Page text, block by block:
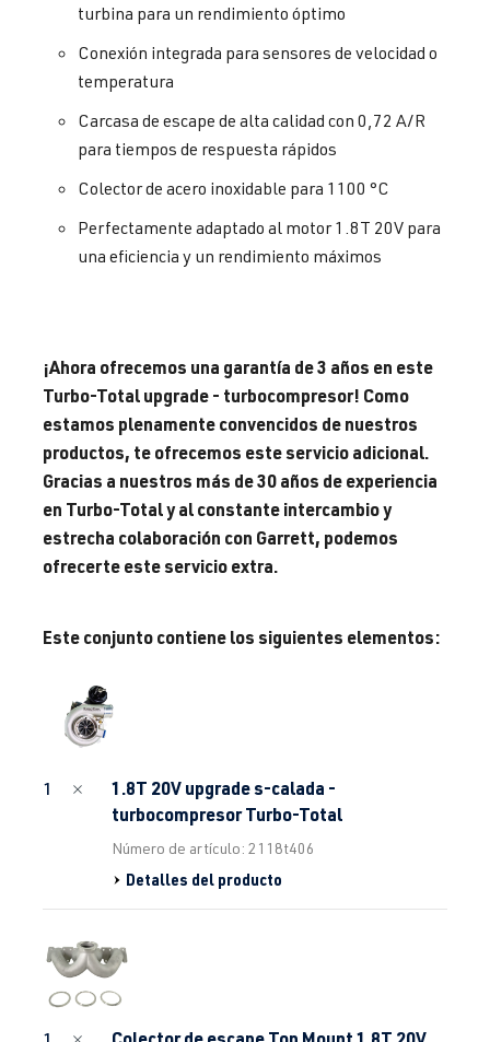
turbina para un rendimiento óptimo
Conexión integrada para sensores de velocidad o
temperatura
Carcasa de escape de alta calidad con 0,72 A/R
para tiempos de respuesta rápidos
Colector de acero inoxidable para 1100 °C
Perfectamente adaptado al motor 1.8T 20V para
una eficiencia y un rendimiento máximos
¡Ahora ofrecemos una garantía de 3 años en este
Turbo-Total upgrade - turbocompresor! Como
estamos plenamente convencidos de nuestros
productos, te ofrecemos este servicio adicional.
Gracias a nuestros más de 30 años de experiencia
en Turbo-Total y al constante intercambio y
estrecha colaboración con Garrett, podemos
ofrecerte este servicio extra.
Este conjunto contiene los siguientes elementos:
1
1.8T 20V upgrade s-calada -
turbocompresor Turbo-Total
Número de artículo: 2118t406
Detalles del producto